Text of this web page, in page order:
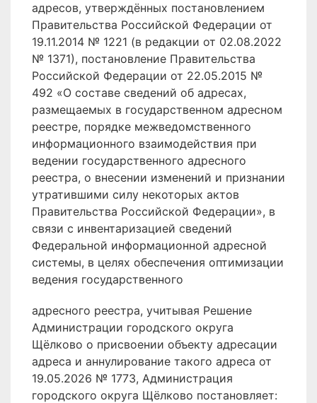
адресов, утверждённых постановлением
Правительства Российской Федерации от
19.11.2014 № 1221 (в редакции от 02.08.2022
№ 1371), постановление Правительства
Российской Федерации от 22.05.2015 №
492 «О составе сведений об адресах,
размещаемых в государственном адресном
реестре, порядке межведомственного
информационного взаимодействия при
ведении государственного адресного
реестра, о внесении изменений и признании
утратившими силу некоторых актов
Правительства Российской Федерации», в
связи с инвентаризацией сведений
Федеральной информационной адресной
системы, в целях обеспечения оптимизации
ведения государственного
адресного реестра, учитывая Решение
Администрации городского округа
Щёлково о присвоении объекту адресации
адреса и аннулирование такого адреса от
19.05.2026 № 1773, Администрация
городского округа Щёлково постановляет: